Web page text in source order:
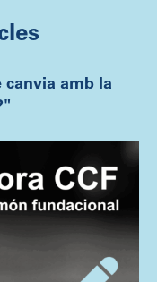
canvia amb la